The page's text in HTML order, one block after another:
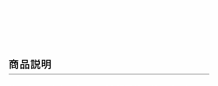
商品説明